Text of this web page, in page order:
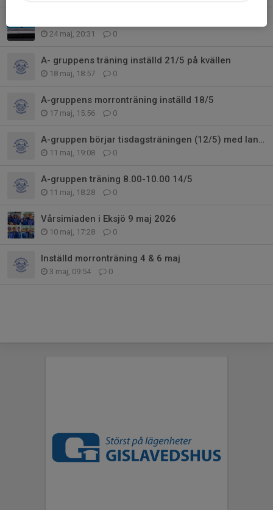
24 maj, 20:31 0
A- gruppens träning inställd 21/5 på kvällen
18 maj, 18:57 0
A-gruppens morronträning inställd 18/5
17 maj, 15:56 0
A-gruppen börjar tisdagsträningen (12/5) med landträning
11 maj, 19:08 0
A-gruppen träning 8.00-10.00 14/5
11 maj, 18:28 0
Vårsimiaden i Eksjö 9 maj 2026
10 maj, 17:28 0
Inställd morronträning 4 & 6 maj
3 maj, 09:54 0